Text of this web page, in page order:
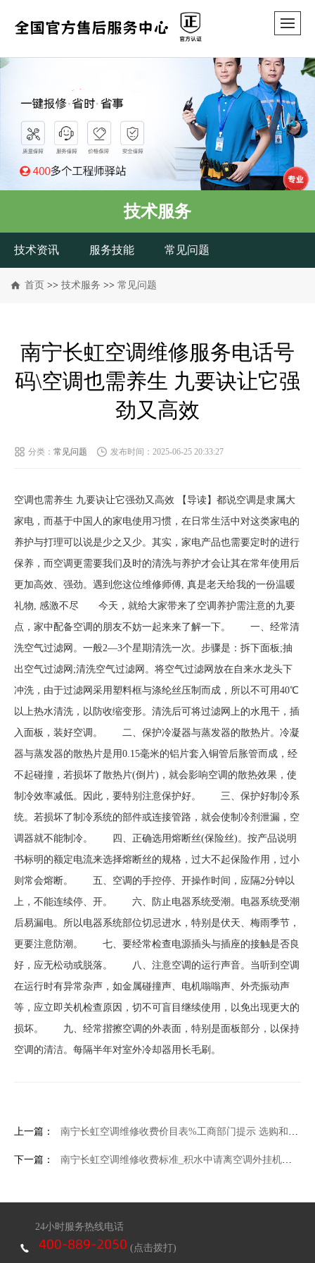
技术服务
技术资讯 服务技能 常见问题
首页 >> 技术服务 >> 常见问题
南宁长虹空调维修服务电话号
码\空调也需养生 九要诀让它强
劲又高效
分类： 常见问题 发布时间：2025-06-25 20:33:27
空调也需养生 九要诀让它强劲又高效 【导读】都说空调是隶属大
家电，而基于中国人的家电使用习惯，在日常生活中对这类家电的
养护与打理可以说是少之又少。其实，家电产品也需要定时的进行
保养，而空调更需要我们及时的清洗与养护才会让其在常年使用后
更加高效、强劲。遇到您这位维修师傅, 真是老天给我的一份温暖
礼物, 感激不尽 今天，就给大家带来了空调养护需注意的九要
点，家中配备空调的朋友不妨一起来来了解一下。 一、经常清
洗空气过滤网。一般2—3个星期清洗一次。步骤是：拆下面板;抽
出空气过滤网;清洗空气过滤网。将空气过滤网放在自来水龙头下
冲洗，由于过滤网采用塑料框与涤纶丝压制而成，所以不可用40℃
以上热水清洗，以防收缩变形。清洗后可将过滤网上的水甩干，插
入面板，装好空调。 二、保护冷凝器与蒸发器的散热片。冷凝
器与蒸发器的散热片是用0.15毫米的铝片套入铜管后胀管而成，经
不起碰撞，若损坏了散热片(倒片)，就会影响空调的散热效果，使
制冷效率减低。因此，要特别注意保护好。 三、保护好制冷系
统。若损坏了制冷系统的部件或连接管路，就会使制冷剂泄漏，空
调器就不能制冷。 四、正确选用熔断丝(保险丝)。按产品说明
书标明的额定电流来选择熔断丝的规格，过大不起保险作用，过小
则常会熔断。 五、空调的手控停、开操作时间，应隔2分钟以
上，不能连续停、开。 六、防止电器系统受潮。电器系统受潮
后易漏电。所以电器系统部位切忌进水，特别是伏天、梅雨季节，
更要注意防潮。 七、要经常检查电源插头与插座的接触是否良
好，应无松动或脱落。 八、注意空调的运行声音。当听到空调
在运行时有异常杂声，如金属碰撞声、电机嗡嗡声、外壳振动声
等，应立即关机检查原因，切不可盲目继续使用，以免出现更大的
损坏。 九、经常揩擦空调的外表面，特别是面板部分，以保持
空调的清洁。每隔半年对室外冷却器用长毛刷。
上一篇： 南宁长虹空调维修收费价目表%工商部门提示 选购和安装空调需谨慎
下一篇： 南宁长虹空调维修收费标准_积水中请离空调外挂机远一些 温州苍南3人因此触电身亡
24小时服务热线电话
(点击拨打)